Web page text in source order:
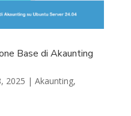
Base di Akaunting
2025 | Akaunting,